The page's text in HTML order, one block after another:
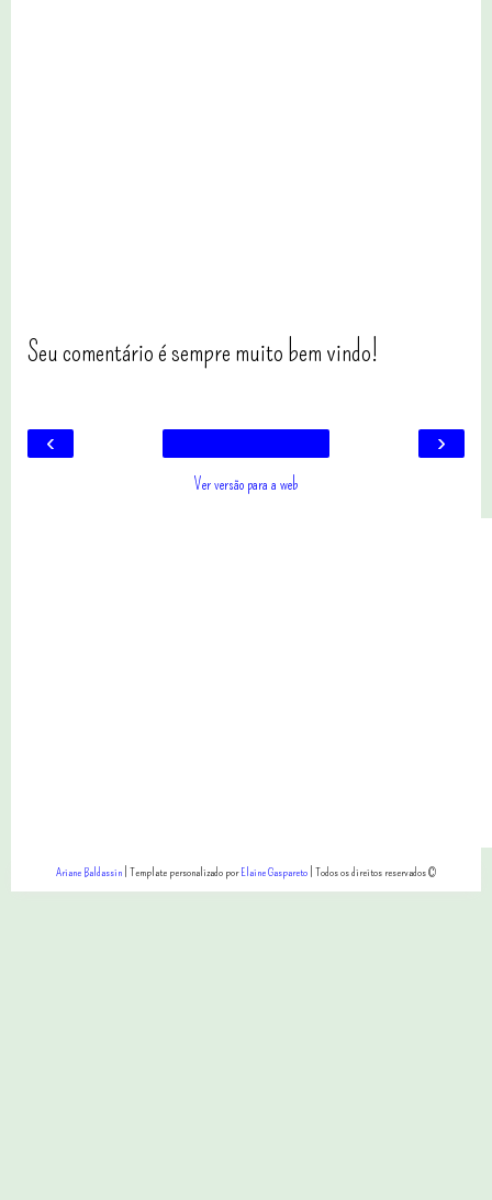
Seu comentário é sempre muito bem vindo!
‹ ›
Ver versão para a web
Ariane Baldassin| Template personalizado porElaine Gaspareto| Todos os direitos reservados ©